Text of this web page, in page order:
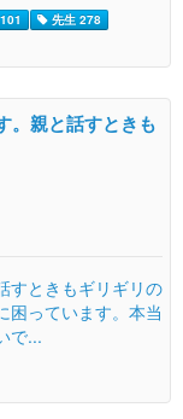
先生 278
。親と話すときも
すときもギリギリの
困っています。本当
で...